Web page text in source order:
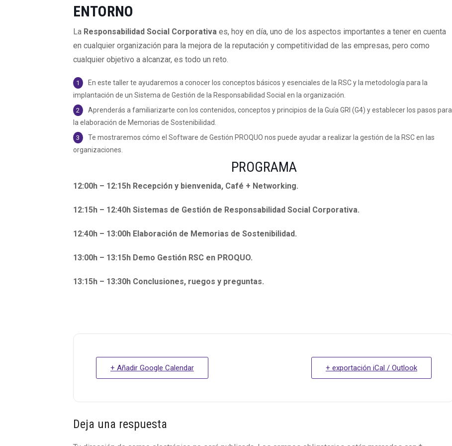
ENTORNO
La Responsabilidad Social Corporativa es, hoy en día, uno de los aspectos importantes a tener en cuenta
en cualquier organización para la mejora de la reputación y competitividad de las empresas, pero como
cualquier objetivo a alcanzar, es todo un reto.
En este taller te ayudaremos a conocer los conceptos básicos y esenciales de la RSC y la metodología para la
implantación de un Sistema de Gestión de la Responsabilidad Social en la organización.
Aprenderás a familiarizarte con los contenidos, conceptos y principios de la Guía GRI (G4) y establecer los pasos para
la elaboración de Memorias de Sostenibilidad.
Te mostraremos cómo el Software de Gestión PROQUO nos puede ayudar a realizar la gestión de la RSC en las
organizaciones.
PROGRAMA
12:00h – 12:15h Recepción y bienvenida, Café + Networking.
12:15h – 12:40h Sistemas de Gestión de Responsabilidad Social Corporativa.
12:40h – 13:00h Elaboración de Memorias de Sostenibilidad.
13:00h – 13:15h Demo Gestión RSC en PROQUO.
13:15h – 13:30h Conclusiones, ruegos y preguntas.
+ Añadir Google Calendar + exportación iCal / Outlook
Interacciones
con
Deja una respuesta